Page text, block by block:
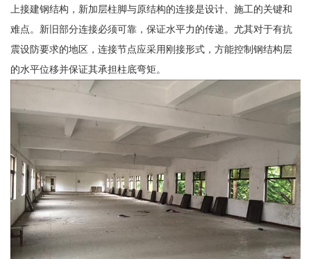
上接建钢结构，新加层柱脚与原结构的连接是设计、施工的关键和
难点。新旧部分连接必须可靠，保证水平力的传递。尤其对于有抗
震设防要求的地区，连接节点应采用刚接形式，方能控制钢结构层
的水平位移并保证其承担柱底弯矩。